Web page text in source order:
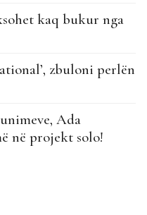
kaq bukur nga
zbuloni perlën
Ada
në projekt solo!